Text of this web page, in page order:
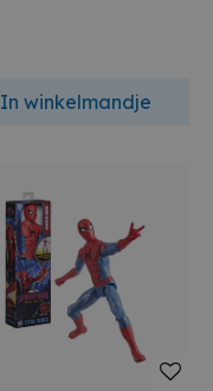
In winkelmandje